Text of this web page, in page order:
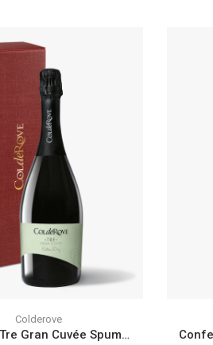
Colderove
Magnum Tre Gran Cuvée Spumante Extra Dry